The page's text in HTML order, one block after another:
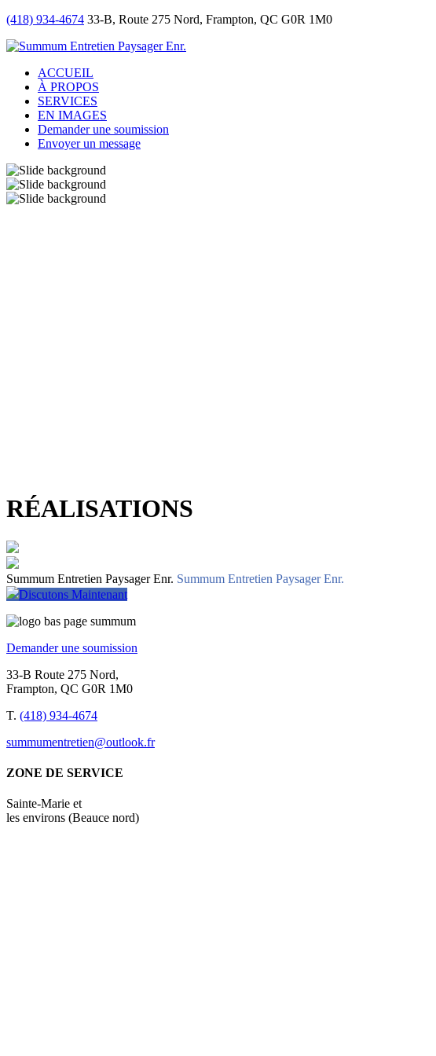
(418) 934-4674 33-B, Route 275 Nord, Frampton, QC G0R 1M0
ACCUEIL
À PROPOS
SERVICES
EN IMAGES
Demander une soumission
Envoyer un message
RÉALISATIONS
Summum Entretien Paysager Enr. Summum Entretien Paysager Enr.
Discutons Maintenant
Demander une soumission
33-B Route 275 Nord,
Frampton, QC G0R 1M0
T. (418) 934-4674
summumentretien@outlook.fr
ZONE DE SERVICE
Sainte-Marie et
les environs (Beauce nord)